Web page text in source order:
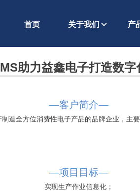
首页 关于我们 产
助力益鑫电子打造数字
—客户简介—
造全方位消费性电子产品的品牌企业，主
—项目目标—
实现生产作业信息化；